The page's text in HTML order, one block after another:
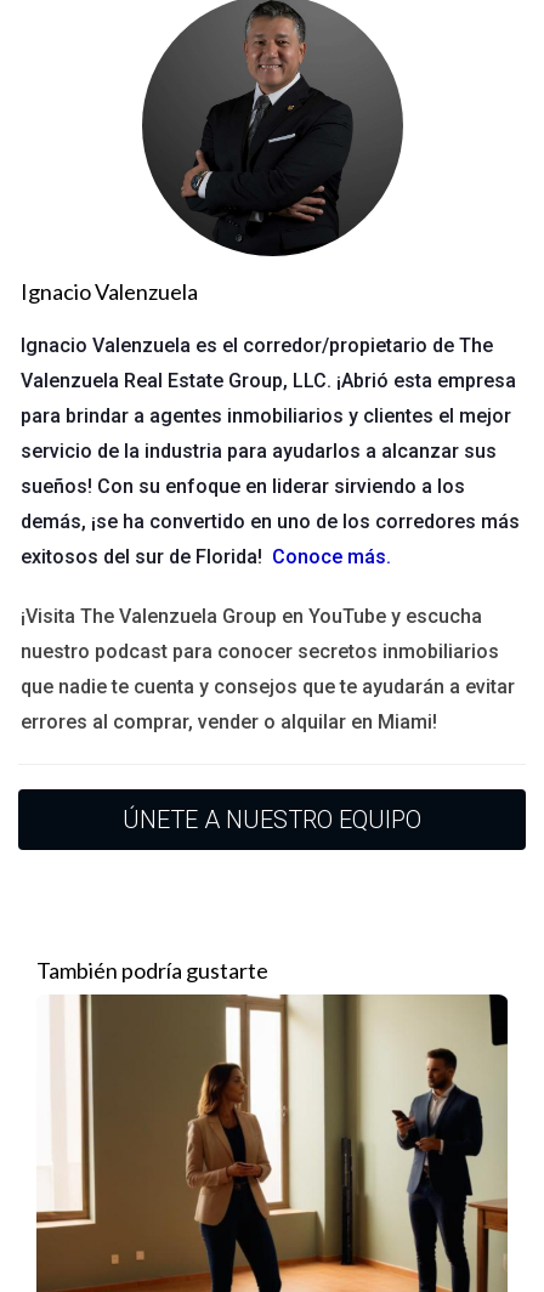
este grupo sea un aliado invaluable en la carrera inmobiliaria.
Oportunidades de Crecimiento
Profesional
Uno de los principales atractivos de unirse a The Valenzuela
Group es la vasta gama de oportunidades de crecimiento
profesional. Desde el primer día, los agentes pueden acceder
a una red de contactos que incluye a otros profesionales
experimentados en el sector. Esto genera un entorno
ideas.
Networking Activo
La importancia del networking en el sector inmobiliario no
puede subestimarse. The Valenzuela Group organiza eventos
periódicos, donde los agentes pueden interactuar con
posibles clientes y otros profesionales del sector. Esta es una
visibilidad en el mercado y establecer conexiones que podrían
traducirse en futuras transacciones.
Formación Continua y Recursos
The Valenzuela Group se destaca por su compromiso con la
formación continua, ofreciendo talleres, cursos en línea y
a los agentes con las últimas herramientas y conocimientos.
Capacitación Personalizada
La capacitación personalizada es un enfoque distintivo de The
Valenzuela Group. Reconociendo que cada agente tiene
diferentes niveles de experiencia y áreas de interés, el grupo
ofrece programas adaptados a las necesidades individuales.
Esta estrategia permite que todos, desde principiantes hasta
veteranos, encuentren valor en la formación recibida.
Ignacio Valenzuela
Ignacio Valenzuela es el corredor/propietario de The
Valenzuela Real Estate Group, LLC. ¡Abrió esta empresa
para brindar a agentes inmobiliarios y clientes el mejor
servicio de la industria para ayudarlos a alcanzar sus
sueños! Con su enfoque en liderar sirviendo a los
demás, ¡se ha convertido en uno de los corredores más
exitosos del sur de Florida! Conoce más.
¡Visita The Valenzuela Group en YouTube y escucha
nuestro podcast para conocer secretos inmobiliarios
que nadie te cuenta y consejos que te ayudarán a evitar
errores al comprar, vender o alquilar en Miami!
ÚNETE A NUESTRO EQUIPO
También podría gustarte